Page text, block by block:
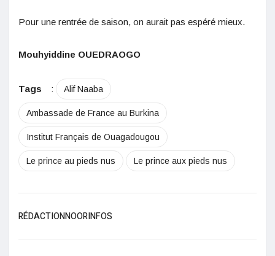
Pour une rentrée de saison, on aurait pas espéré mieux.
Mouhyiddine OUEDRAOGO
Tags : Alif Naaba
Ambassade de France au Burkina
Institut Français de Ouagadougou
Le prince au pieds nus Le prince aux pieds nus
RÉDACTIONNOORINFOS